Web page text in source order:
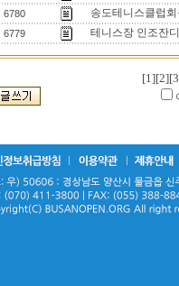
6780 송도테니스클럽
6779 테니스장 인조잔
[1][2]